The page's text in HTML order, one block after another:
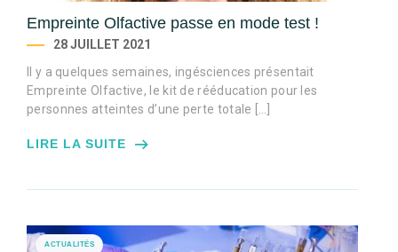
Empreinte Olfactive passe en mode test !
28 JUILLET 2021
Il y a quelques semaines, ingésciences présentait
Empreinte Olfactive, le kit de rééducation pour les
personnes atteintes d’une perte totale […]
LIRE LA SUITE
ACTUALITÉS